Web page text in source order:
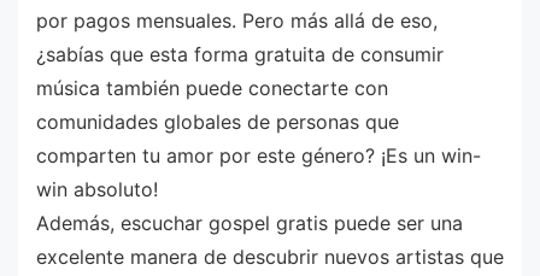
por pagos mensuales. Pero más allá de eso,
¿sabías que esta forma gratuita de consumir
música también puede conectarte con
comunidades globales de personas que
comparten tu amor por este género? ¡Es un win-
win absoluto!
Además, escuchar gospel gratis puede ser una
excelente manera de descubrir nuevos artistas que